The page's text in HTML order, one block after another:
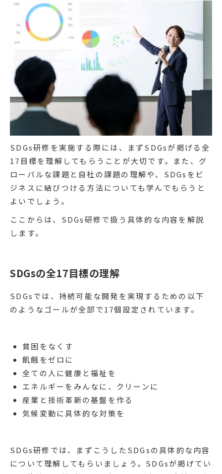
SDGs研修を実施する際には、まずSDGsが掲げる全
17目標を理解してもらうことが大切です。また、グ
ローバルな課題と自社の課題の理解や、SDGsをビ
ジネスに結びつける方法についても学んでもらうと
よいでしょう。
ここからは、SDGs研修で扱う具体的な内容を解説
します。
SDGsの全17目標の理解
SDGsでは、持続可能な開発を実現するための以下
のようなゴールが全部で17個設定されています。
貧困をなくす
飢餓をゼロに
全ての人に健康と福祉を
エネルギーをみんなに、クリーンに
産業と技術革新の基盤を作る
気候変動に具体的な対策を
SDGs研修では、まずこうしたSDGsの具体的な内容
について理解してもらいましょう。SDGsが掲げてい